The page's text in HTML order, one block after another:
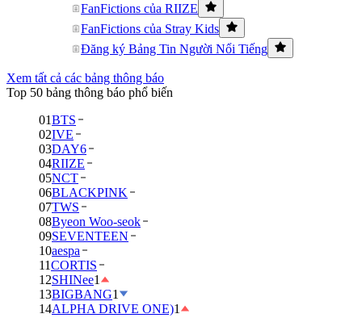
FanFictions của RIIZE
FanFictions của Stray Kids
Đăng ký Bảng Tin Người Nổi Tiếng
Xem tất cả các bảng thông báo
Top 50 bảng thông báo phổ biến
01BTS
02IVE
03DAY6
04RIIZE
05NCT
06BLACKPINK
07TWS
08Byeon Woo-seok
09SEVENTEEN
10aespa
11CORTIS
12SHINee1
13BIGBANG1
14ALPHA DRIVE ONE)1